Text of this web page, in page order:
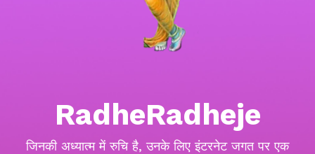
RadheRadheje
जिनकी अध्यात्म में रुचि है, उनके लिए इंटरनेट जगत पर एक